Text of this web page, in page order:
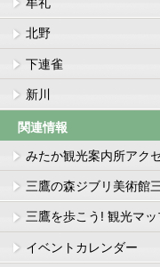
北野
下連雀
新川
関連情報
みたか観光案内所アク
三鷹の森ジブリ美術館
三鷹を歩こう! 観光マッ
イベントカレンダー